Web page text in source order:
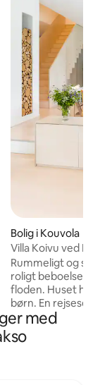
i gennemsnitlig
Bolig i Kouvola
Villa Koivu ved
Rummeligt og
roligt
floden. Huset har
børn. En
tilgængelig som
gårdhave med
til overdækket og
med